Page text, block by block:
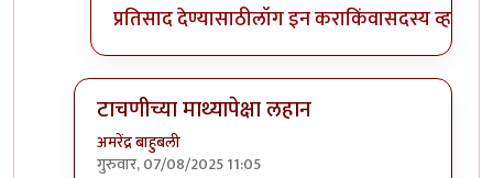
प्रतिसाद देण्यासाठीलॉग इन कराकिंवासदस्य व्हा
टाचणीच्या माथ्यापेक्षा लहान
अमरेंद्र बाहुबली
गुरुवार, 07/08/2025 11:05